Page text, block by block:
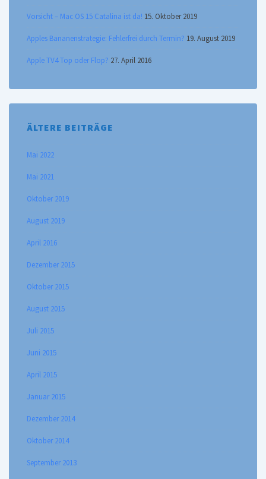
Vorsicht – Mac OS 15 Catalina ist da! 15. Oktober 2019
Apples Bananenstrategie: Fehlerfrei durch Termin? 19. August 2019
Apple TV4 Top oder Flop? 27. April 2016
ÄLTERE BEITRÄGE
Mai 2022
Mai 2021
Oktober 2019
August 2019
April 2016
Dezember 2015
Oktober 2015
August 2015
Juli 2015
Juni 2015
April 2015
Januar 2015
Dezember 2014
Oktober 2014
September 2013